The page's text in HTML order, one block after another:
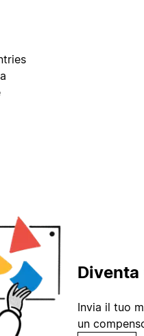
Diventa
Invia il tuo
un